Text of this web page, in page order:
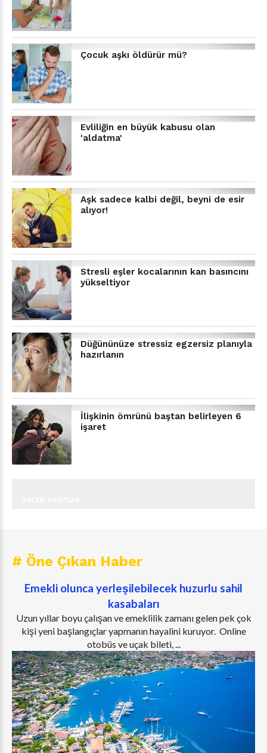
Çocuk aşkı öldürür mü?
Evliliğin en büyük kabusu olan
'aldatma'
Aşk sadece kalbi değil, beyni de esir
alıyor!
Stresli eşler kocalarının kan basıncını
yükseltiyor
Düğününüze stressiz egzersiz planıyla
hazırlanın
İlişkinin ömrünü baştan belirleyen 6
işaret
# Öne Çıkan Haber
Emekli olunca yerleşilebilecek huzurlu sahil
kasabaları
Uzun yıllar boyu çalışan ve emeklilik zamanı gelen pek çok
kişi yeni başlangıçlar yapmanın hayalini kuruyor. Online
otobüs ve uçak bileti, ...